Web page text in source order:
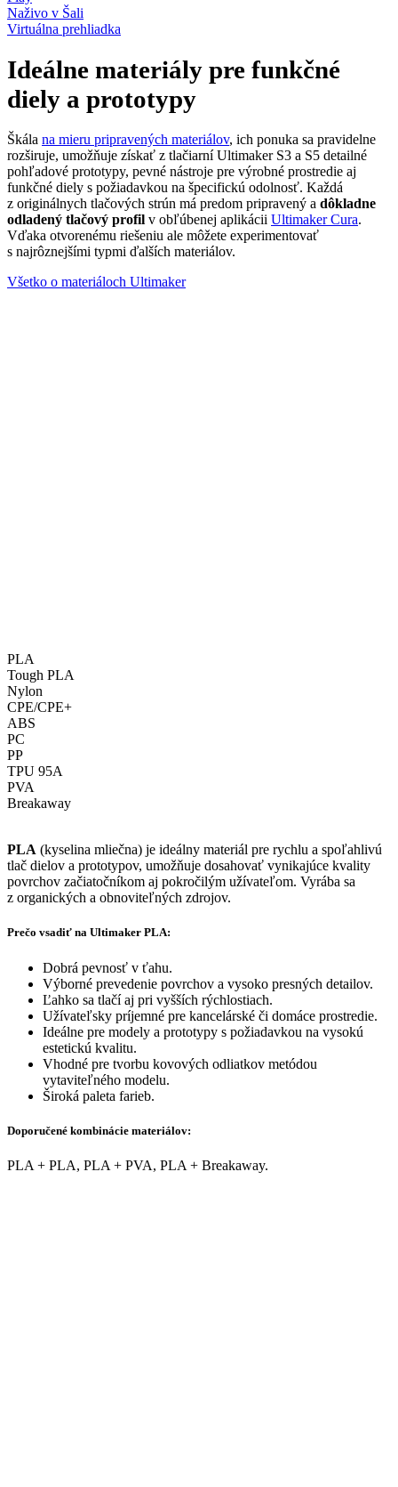
Naživo v Šali
Virtuálna prehliadka
Ideálne materiály pre funkčné
diely a prototypy
Škála na mieru pripravených materiálov, ich ponuka sa pravidelne
rozširuje, umožňuje získať z tlačiarní Ultimaker S3 a S5 detailné
pohľadové prototypy, pevné nástroje pre výrobné prostredie aj
funkčné diely s požiadavkou na špecifickú odolnosť. Každá
z originálnych tlačových strún má predom pripravený a dôkladne
odladený tlačový profil v obľúbenej aplikácii Ultimaker Cura.
Vďaka otvorenému riešeniu ale môžete experimentovať
s najrôznejšími typmi ďalších materiálov.
Všetko o materiáloch Ultimaker
PLA
Tough PLA
Nylon
CPE/CPE+
ABS
PC
PP
TPU 95A
PVA
Breakaway
PLA (kyselina mliečna) je ideálny materiál pre rychlu a spoľahlivú
tlač dielov a prototypov, umožňuje dosahovať vynikajúce kvality
povrchov začiatočníkom aj pokročilým užívateľom. Vyrába sa
z organických a obnoviteľných zdrojov.
Prečo vsadiť na Ultimaker PLA:
Dobrá pevnosť v ťahu.
Výborné prevedenie povrchov a vysoko presných detailov.
Ľahko sa tlačí aj pri vyšších rýchlostiach.
Užívateľsky príjemné pre kancelárské či domáce prostredie.
Ideálne pre modely a prototypy s požiadavkou na vysokú
estetickú kvalitu.
Vhodné pre tvorbu kovových odliatkov metódou
vytaviteľného modelu.
Široká paleta farieb.
Doporučené kombinácie materiálov:
PLA + PLA, PLA + PVA, PLA + Breakaway.